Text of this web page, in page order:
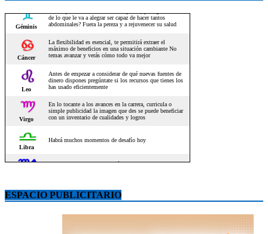
ESPACIO PUBLICITARIO